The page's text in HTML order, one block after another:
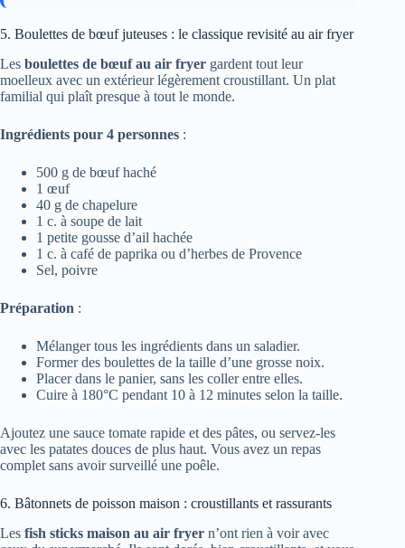
5. Boulettes de bœuf juteuses : le classique revisité au air fryer
Les boulettes de bœuf au air fryer gardent tout leur
moelleux avec un extérieur légèrement croustillant. Un plat
familial qui plaît presque à tout le monde.
Ingrédients pour 4 personnes :
500 g de bœuf haché
1 œuf
40 g de chapelure
1 c. à soupe de lait
1 petite gousse d’ail hachée
1 c. à café de paprika ou d’herbes de Provence
Sel, poivre
Préparation :
Mélanger tous les ingrédients dans un saladier.
Former des boulettes de la taille d’une grosse noix.
Placer dans le panier, sans les coller entre elles.
Cuire à 180°C pendant 10 à 12 minutes selon la taille.
Ajoutez une sauce tomate rapide et des pâtes, ou servez-les
avec les patates douces de plus haut. Vous avez un repas
complet sans avoir surveillé une poêle.
6. Bâtonnets de poisson maison : croustillants et rassurants
Les fish sticks maison au air fryer n’ont rien à voir avec